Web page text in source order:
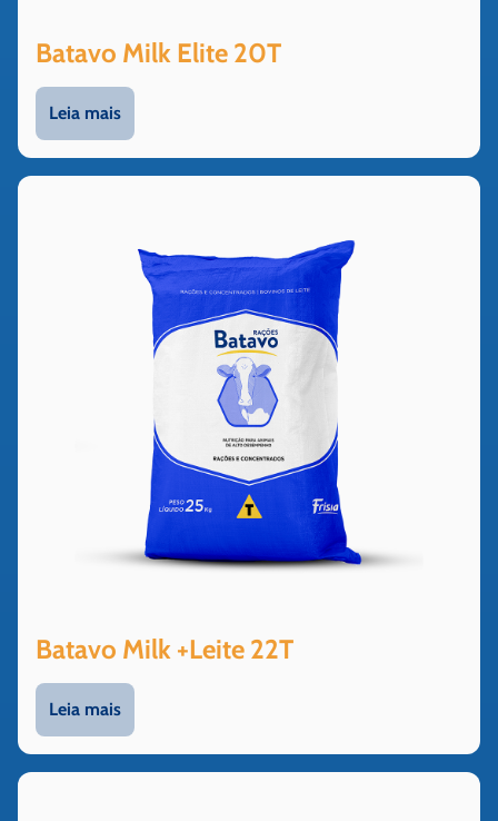
Batavo Milk Elite 20T
Leia mais
Batavo Milk +Leite 22T
Leia mais